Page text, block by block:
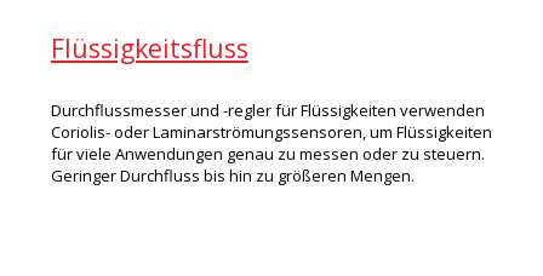
Flüssigkeitsfluss
Durchflussmesser und -regler für Flüssigkeiten verwenden
Coriolis- oder Laminarströmungssensoren, um Flüssigkeiten
für viele Anwendungen genau zu messen oder zu steuern.
Geringer Durchfluss bis hin zu größeren Mengen.